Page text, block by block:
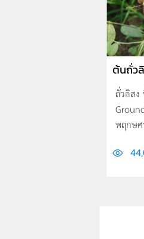
ต้นถั่ว
ถั่วลิสง
พฤกษศ